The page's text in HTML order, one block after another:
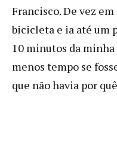
Francisco. De vez
bicicleta e ia até um
10 minutos da minha
menos tempo se
que não havia por